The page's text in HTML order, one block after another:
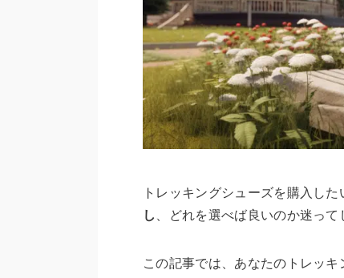
トレッキングシューズを購入した
し
、どれを選べば良いのか迷っ
この記事では、あなたのトレッ